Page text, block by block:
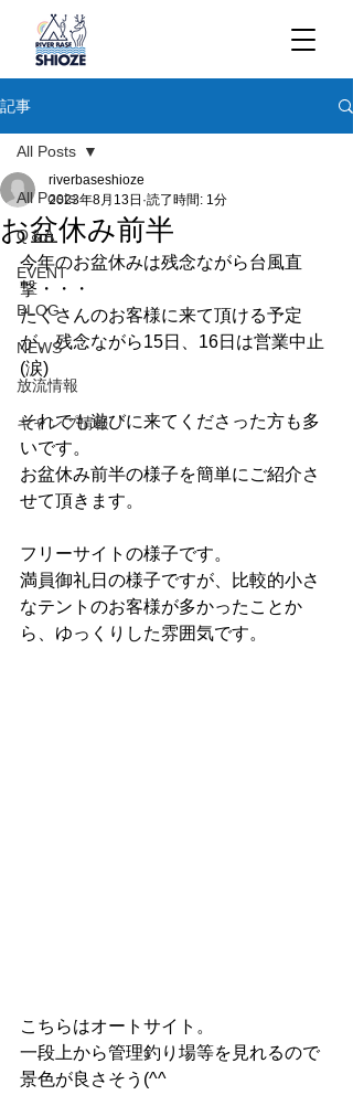
記事
All Posts
Q＆A
EVENT
BLOG
NEWS
放流情報
キャンプ情報
All Posts
お盆休み前半
riverbaseshioze
2023年8月13日 読了時間: 1分
今年のお盆休みは残念ながら台風直
撃・・・
たくさんのお客様に来て頂ける予定
が、残念ながら15日、16日は営業中止
(涙)
それでも遊びに来てくださった方も多
いです。
お盆休み前半の様子を簡単にご紹介さ
せて頂きます。
フリーサイトの様子です。
満員御礼日の様子ですが、比較的小さ
なテントのお客様が多かったことか
ら、ゆっくりした雰囲気です。
こちらはオートサイト。
一段上から管理釣り場等を見れるので
景色が良さそう(^^